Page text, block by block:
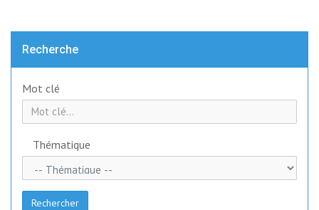
Recherche
Mot clé
Thématique
Rechercher